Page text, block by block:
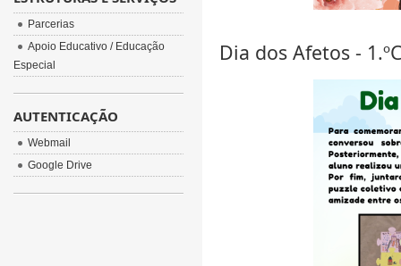
Dia dos Afetos - 1.ºC
Parcerias
Apoio Educativo / Educação
Especial
AUTENTICAÇÃO
Webmail
Google Drive